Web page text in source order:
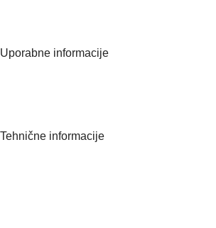
Uporabne informacije
Tehnične informacije